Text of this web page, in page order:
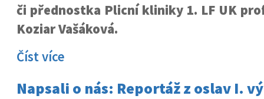
či přednostka Plicní kliniky 1. LF UK
Koziar Vašáková.
Číst více
Napsali o nás: Reportáž z oslav I.